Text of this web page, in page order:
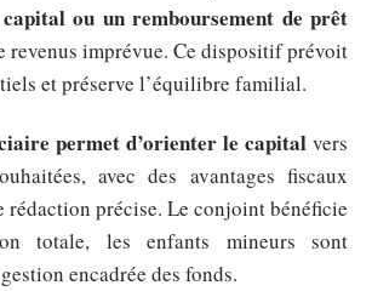
ou un remboursement de prêt
revenus imprévue. Ce dispositif prévoit
et préserve l’équilibre familial.
permet d’orienter le capital vers
avec des avantages fiscaux
rédaction précise. Le conjoint bénéficie
totale, les enfants mineurs sont
encadrée des fonds.